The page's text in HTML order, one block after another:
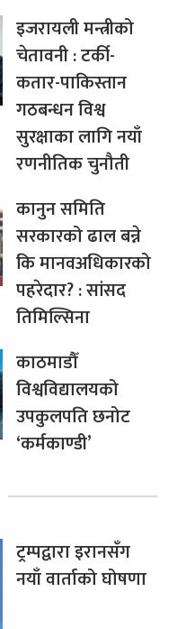
इजरायली मन्त्रीको
चेतावनी : टर्की-
कतार-पाकिस्तान
गठबन्धन विश्व
सुरक्षाका लागि नयाँ
रणनीतिक चुनौती
कानुन समिति
सरकारको ढाल बन्ने
कि मानवअधिकारको
पहरेदार? : सांसद
तिमिल्सिना
काठमाडौँ
विश्वविद्यालयको
उपकुलपति छनोट
‘कर्मकाण्डी’
ट्रम्पद्वारा इरानसँग
नयाँ वार्ताको घोषणा